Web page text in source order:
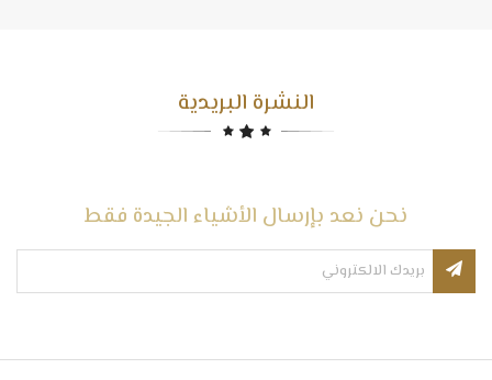
النشرة البريدية
نحن نعد بإرسال الأشياء الجيدة فقط